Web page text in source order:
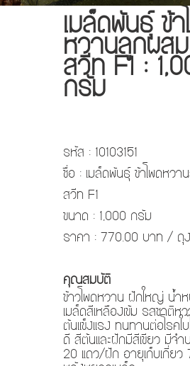
เมล็ดพันธ์ุ ข้
หวานลูกผส
สวีท F1 :
กรัม
รหัส : 10103151
ชื่อ : เมล็ดพันธ์ุ ข้าโพดหว
สวีท F1
ขนาด : 1,000 กรัม
ราคา : 770.00 บาท / ถุง
คุณสมบัติ
ข้าวโพดหวาน ฝักใหญ่ น้ำ
เมล็ดสีเหลืองเข้ม รสชาติ
ต้นเเข็งเเรง ทนทานต่อโรคใ
ดี สีต้นเเละฝักมีสีเขียว มีจ
20 แถว/ฝัก อายุเก็บเกี่ย